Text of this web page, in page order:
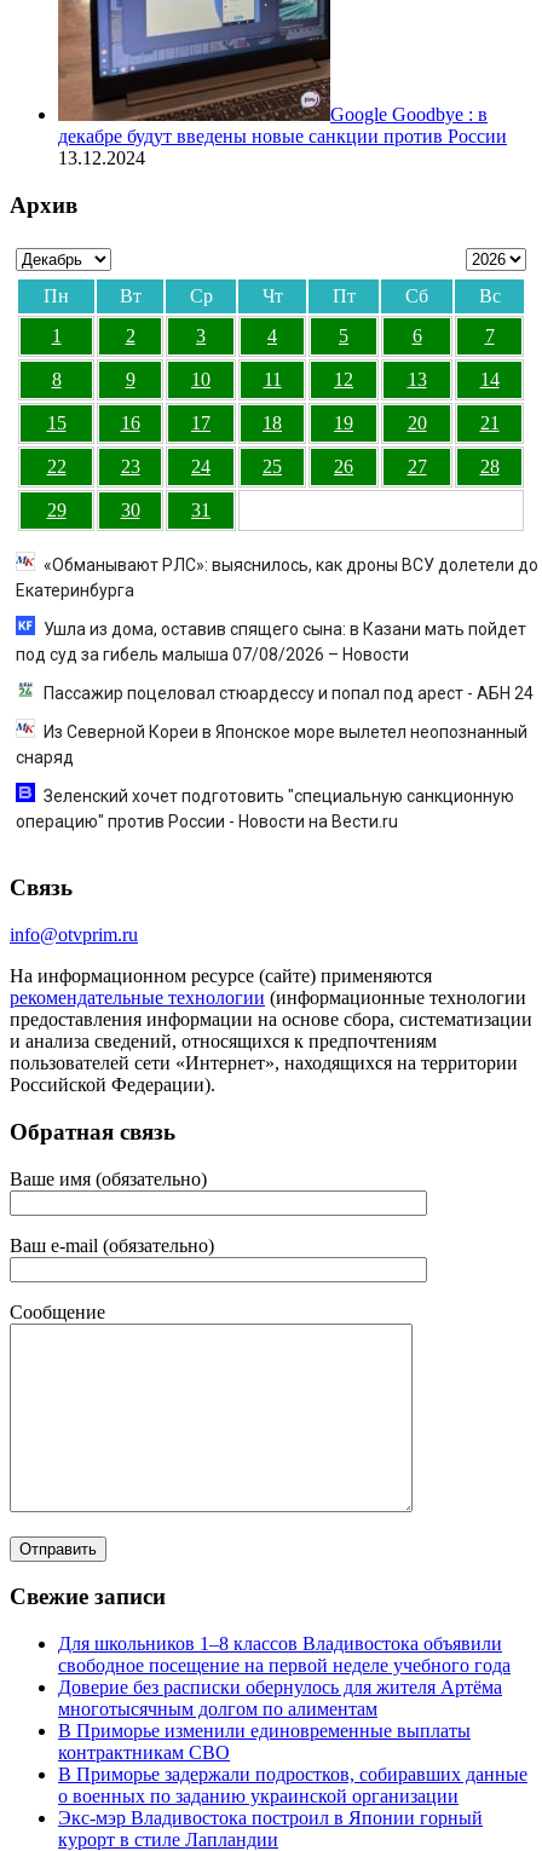
Google Goodbye : в
декабре будут введены новые санкции против России
13.12.2024
Архив
Пн Вт Ср Чт Пт Сб
Вс
1
2 3 4 5 6 7
8 9 10 11 12 13 14
15 16 17 18 19 20 21
22 23 24 25 26 27 28
29 30 31
«Обманывают РЛС»: выяснилось, как дроны ВСУ долетели до
Екатеринбурга
Ушла из дома, оставив спящего сына: в Казани мать пойдет
под суд за гибель малыша 07/08/2026 – Новости
Пассажир поцеловал стюардессу и попал под арест - АБН 24
Из Северной Кореи в Японское море вылетел неопознанный
снаряд
Зеленский хочет подготовить "специальную санкционную
операцию" против России - Новости на Вести.ru
Связь
info@otvprim.ru
На информационном ресурсе (сайте) применяются
рекомендательные технологии (информационные технологии
предоставления информации на основе сбора, систематизации
и анализа сведений, относящихся к предпочтениям
пользователей сети «Интернет», находящихся на территории
Российской Федерации).
Обратная связь
Ваше имя (обязательно)
Ваш e-mail (обязательно)
Сообщение
Свежие записи
Для школьников 1–8 классов Владивостока объявили
свободное посещение на первой неделе учебного года
Доверие без расписки обернулось для жителя Артёма
многотысячным долгом по алиментам
В Приморье изменили единовременные выплаты
контрактникам СВО
В Приморье задержали подростков, собиравших данные
о военных по заданию украинской организации
Экс-мэр Владивостока построил в Японии горный
курорт в стиле Лапландии